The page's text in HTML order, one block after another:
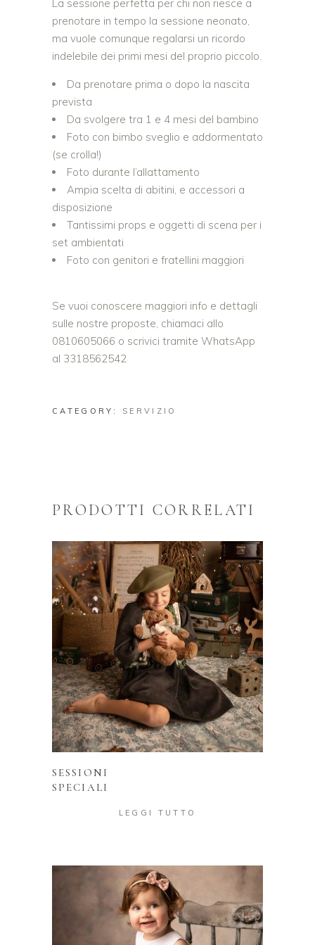
La sessione perfetta per chi non riesce a
prenotare in tempo la sessione neonato,
ma vuole comunque regalarsi un ricordo
indelebile dei primi mesi del proprio piccolo.
Da prenotare prima o dopo la nascita
prevista
Da svolgere tra 1 e 4 mesi del bambino
Foto con bimbo sveglio e addormentato
(se crolla!)
Foto durante l’allattamento
Ampia scelta di abitini, e accessori a
disposizione
Tantissimi props e oggetti di scena per i
set ambientati
Foto con genitori e fratellini maggiori
Se vuoi conoscere maggiori info e dettagli
sulle nostre proposte, chiamaci allo
0810605066 o scrivici tramite WhatsApp
al 3318562542
CATEGORY: SERVIZIO
PRODOTTI CORRELATI
LEGGI TUTTO
SESSIONI
SPECIALI
LEGGI TUTTO